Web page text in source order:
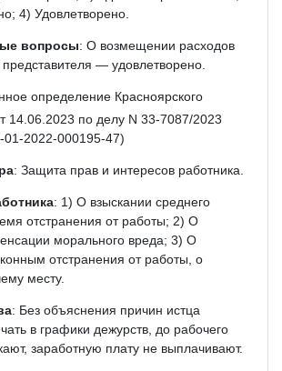
4) Удовлетворено.
вопросы: О возмещении расходов
представителя — удовлетворено.
определение Красноярского
14.06.2023 по делу N 33-7087/2023
2022-000195-47)
: Защита прав и интересов работника.
: 1) О взыскании среднего
отстранения от работы; 2) О
морального вреда; 3) О
отстранения от работы, о
месту.
: Без объяснения причин истца
в графики дежурств, до рабочего
заработную плату не выплачивают.